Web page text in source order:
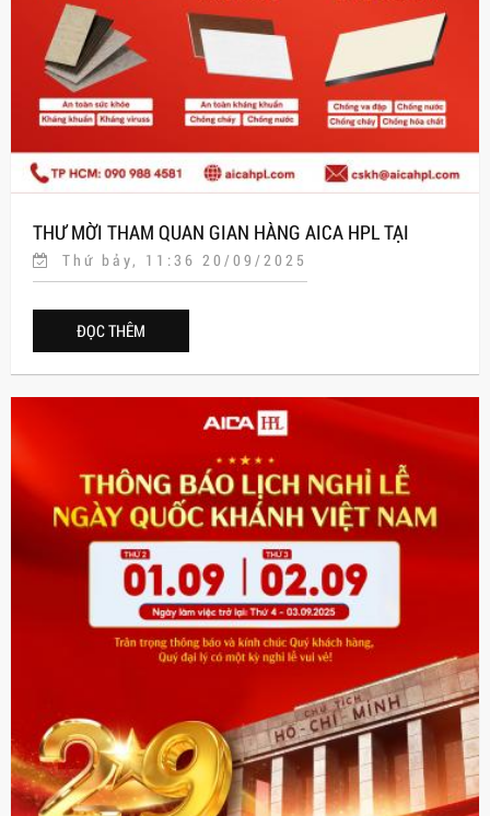
THƯ MỜI THAM QUAN GIAN HÀNG AICA HPL TẠI
TRIỂN LÃM VIBE 2025
Thứ bảy, 11:36 20/09/2025
ĐỌC THÊM